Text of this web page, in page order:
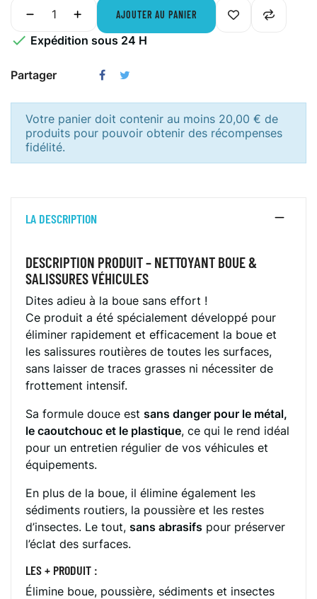
AJOUTER AU PANIER
 Expédition sous 24 H
Partager
Votre panier doit contenir au moins 20,00 € de
produits pour pouvoir obtenir des récompenses
fidélité.
LA DESCRIPTION
DESCRIPTION PRODUIT – NETTOYANT BOUE &
SALISSURES VÉHICULES
Dites adieu à la boue sans effort !
Ce produit a été spécialement développé pour
éliminer rapidement et efficacement la boue et
les salissures routières de toutes les surfaces,
sans laisser de traces grasses ni nécessiter de
frottement intensif.
Sa formule douce est sans danger pour le métal,
le caoutchouc et le plastique, ce qui le rend idéal
pour un entretien régulier de vos véhicules et
équipements.
En plus de la boue, il élimine également les
sédiments routiers, la poussière et les restes
d’insectes. Le tout, sans abrasifs pour préserver
l’éclat des surfaces.
LES + PRODUIT :
Élimine boue, poussière, sédiments et insectes